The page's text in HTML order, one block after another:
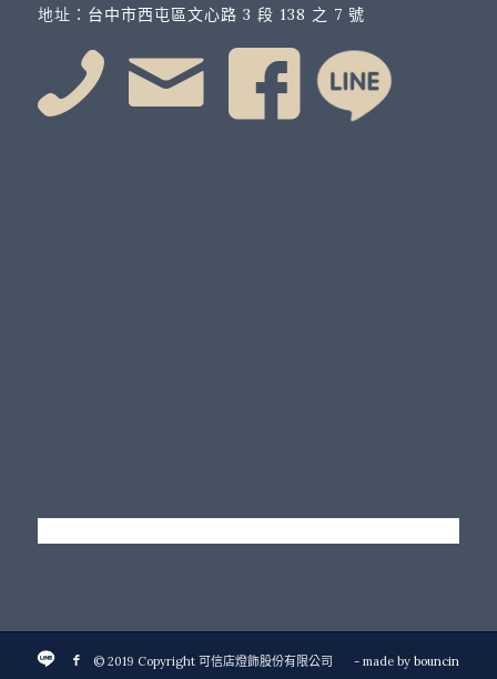
地址： 台中市西屯區文心路 3 段 138 之 7 號
© 2019 Copyright 可信店燈飾股份有限公司 - made bybouncin